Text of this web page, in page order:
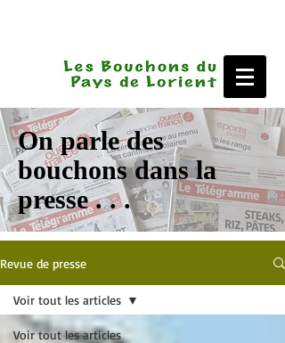
On parle des
bouchons dans la
presse . . .
Revue de presse
Voir tout les articles
Voir tout les articles